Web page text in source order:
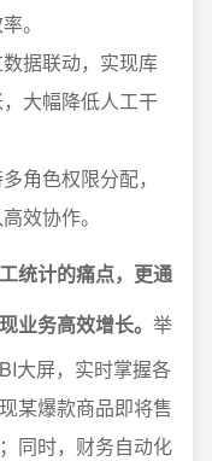
。
据联动，实现库
大幅降低人工干
角色权限分配，
效协作。
统计的痛点，更通
业务高效增长。 举
大屏，实时掌握各
某爆款商品即将售
同时，财务自动化